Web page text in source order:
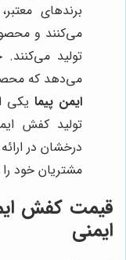
برندهای
می‌کنند و
تولید می‌کنند.
می‌دهد که
ایمن پیما یکی
تولید کفش
درخشان در
مشتریان خود
قیمت کفش
ایمنی